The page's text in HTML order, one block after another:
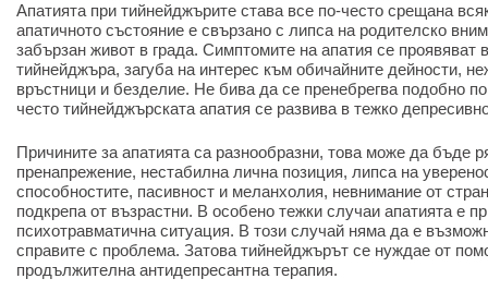
Апатията при тийнейджърите става все по-често срещана
апатичното състояние е свързано с липса на родителско
забързан живот в града. Симптомите на апатия се проявяват
тийнейджъра, загуба на интерес към обичайните дейности,
връстници и безделие. Не бива да се пренебрегва подобно
често тийнейджърската апатия се развива в тежко
Причините за апатията са разнообразни, това може да бъде
пренапрежение, нестабилна лична позиция, липса на
способностите, пасивност и меланхолия, невнимание от
подкрепа от възрастни. В особено тежки случаи апатията е
психотравматична ситуация. В този случай няма да е
справите с проблема. Затова тийнейджърът се нуждае от
продължителна антидепресантна терапия.